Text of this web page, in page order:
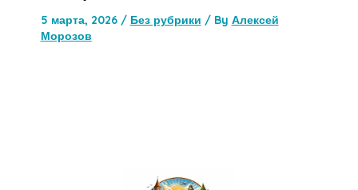
5 марта, 2026 / Без рубрики / By Алексей
Морозов